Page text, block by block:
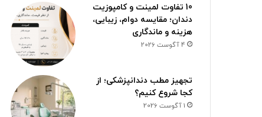
10 تفاوت لمینت و کامپوزیت
دندان؛ مقایسه دوام، زیبایی،
هزینه و ماندگاری
4 آگوست 2026
تجهیز مطب دندانپزشکی؛ از
کجا شروع کنیم؟
1 آگوست 2026